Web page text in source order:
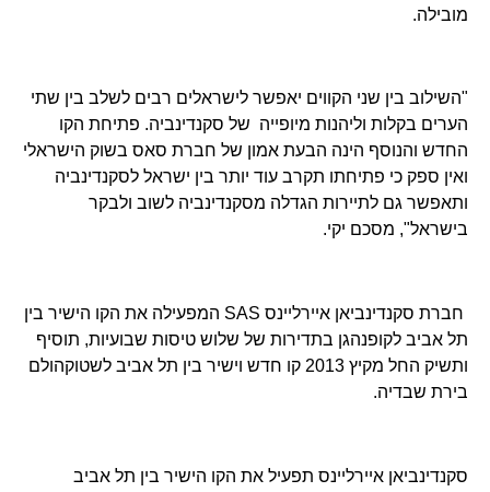
מובילה.
"השילוב בין שני הקווים יאפשר לישראלים רבים לשלב בין שתי
הערים בקלות וליהנות מיופייה של סקנדינביה. פתיחת הקו
החדש והנוסף הינה הבעת אמון של חברת סאס בשוק הישראלי
ואין ספק כי פתיחתו תקרב עוד יותר בין ישראל לסקנדינביה
ותאפשר גם לתיירות הגדלה מסקנדינביה לשוב ולבקר
בישראל", מסכם יקי.
חברת סקנדינביאן איירליינס SAS המפעילה את הקו הישיר בין
תל אביב לקופנהגן בתדירות של שלוש טיסות שבועיות, תוסיף
ותשיק החל מקיץ 2013 קו חדש וישיר בין תל אביב לשטוקהולם
בירת שבדיה.
סקנדינביאן איירליינס תפעיל את הקו הישיר בין תל אביב